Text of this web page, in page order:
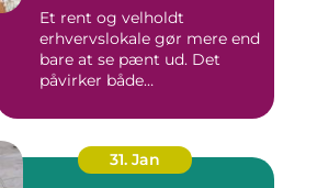
Et rent og velholdt
erhvervslokale gør mere end
bare at se pænt ud. Det
påvirker både
31. Jan